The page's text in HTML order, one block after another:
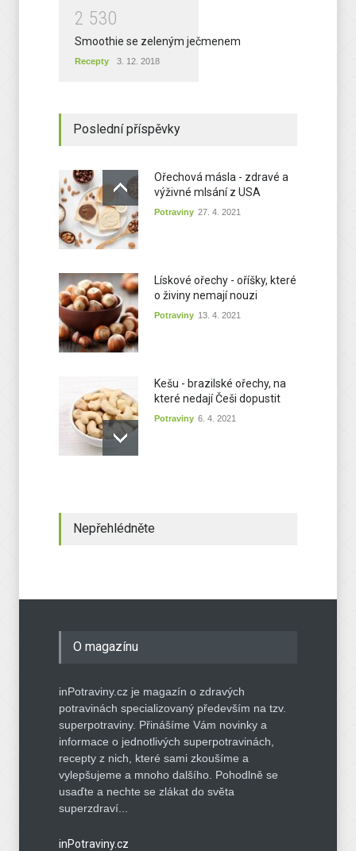
2 530
Smoothie se zeleným ječmenem
Recepty 3. 12. 2018
Poslední příspěvky
Ořechová másla - zdravé a
výživné mlsání z USA
Potraviny 27. 4. 2021
Lískové ořechy - oříšky, které
o živiny nemají nouzi
Potraviny 13. 4. 2021
Kešu - brazilské ořechy, na
které nedají Češi dopustit
Potraviny 6. 4. 2021
Nepřehlédněte
O magazínu
inPotraviny.cz je magazín o zdravých
potravinách specializovaný především na tzv.
superpotraviny. Přinášíme Vám novinky a
informace o jednotlivých superpotravinách,
recepty z nich, které sami zkoušíme a
vylepšujeme a mnoho dalšího. Pohodlně se
usaďte a nechte se zlákat do světa
superzdraví...
inPotraviny.cz